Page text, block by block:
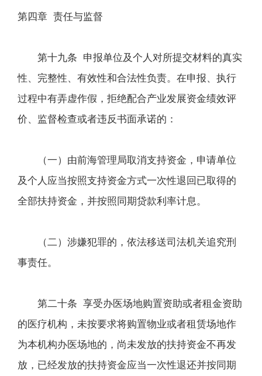
第四章 责任与监督
第十九条 申报单位及个人对所提交材料的真实
性、完整性、有效性和合法性负责。在申报、执行
过程中有弄虚作假，拒绝配合产业发展资金绩效评
价、监督检查或者违反书面承诺的：
（一）由前海管理局取消支持资金，申请单位
及个人应当按照支持资金方式一次性退回已取得的
全部扶持资金，并按照同期贷款利率计息。
（二）涉嫌犯罪的，依法移送司法机关追究刑
事责任。
第二十条 享受办医场地购置资助或者租金资助
的医疗机构，未按要求将购置物业或者租赁场地作
为本机构办医场地的，尚未发放的扶持资金不再发
放，已经发放的扶持资金应当一次性退还并按同期